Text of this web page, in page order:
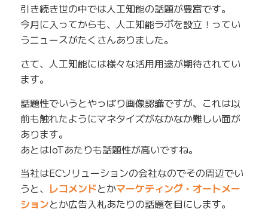
引き続き世の中では人工知能の話題が豊富です。
今月に入ってからも、人工知能ラボを設立！ってい
うニュースがたくさんありました。
さて、人工知能には様々な活用用途が期待されてい
ます。
話題性でいうとやっぱり画像認識ですが、これは以
前も触れたようにマネタイズがなかなか難しい面が
あります。
あとはIoTあたりも話題性が高いですね。
当社はECソリューションの会社なのでその周辺でい
うと、 レコメンドとかマーケティング・オートメー
ションとか広告入札あたりの話題を目にします。